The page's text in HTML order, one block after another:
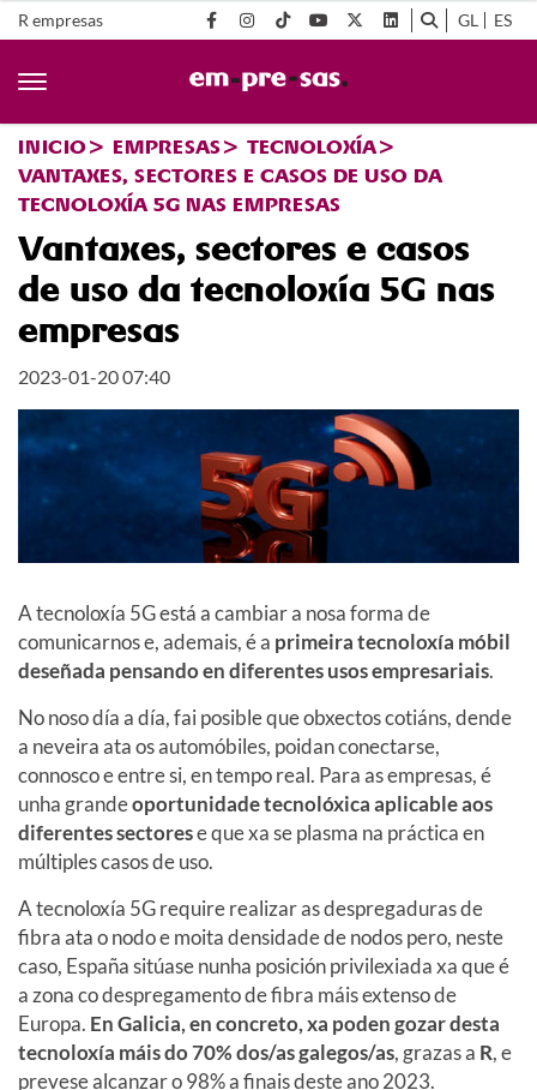
R empresas GL ES
INICIO EMPRESAS
TECNOLOXÍA
VANTAXES, SECTORES E CASOS DE USO DA
TECNOLOXÍA 5G NAS EMPRESAS
Vantaxes, sectores e casos
de uso da tecnoloxía 5G nas
empresas
2023-01-20 07:40
A tecnoloxía 5G está a cambiar a nosa forma de
comunicarnos e, ademais, é a primeira tecnoloxía móbil
deseñada pensando en diferentes usos empresariais.
No noso día a día, fai posible que obxectos cotiáns, dende
a neveira ata os automóbiles, poidan conectarse,
connosco e entre si, en tempo real. Para as empresas, é
unha grandeoportunidade tecnolóxica aplicable aos
diferentes sectorese que xa se plasma na práctica en
múltiples casos de uso.
A tecnoloxía 5G require realizar as despregaduras de
fibra ata o nodo e moita densidade de nodos pero, neste
caso, España sitúase nunha posición privilexiada xa que é
a zona co despregamento de fibra máis extenso de
Europa. En Galicia, en concreto, xa poden gozar desta
tecnoloxía máis do 70% dos/as galegos/as, grazas a R, e
prevese alcanzar o 98% a finais deste ano 2023.